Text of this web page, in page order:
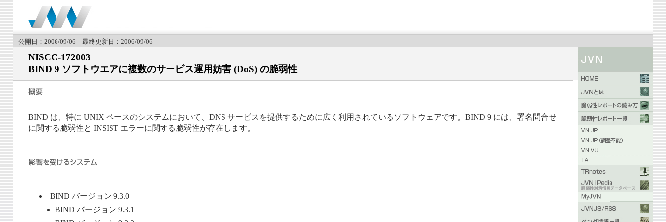
公開日：2006/09/06 最終更新日：2006/09/06
NISCC-172003
BIND 9 ソフトウエアに複数のサービス運用妨害 (DoS) の脆弱性
BIND は、特に UNIX ベースのシステムにおいて、DNS サービスを提供するために広く利用されているソフトウェアです。BIND 9 には、署名問合せ
に関する脆弱性と INSIST エラーに関する脆弱性が存在します。
BIND バージョン 9.3.0
BIND バージョン 9.3.1